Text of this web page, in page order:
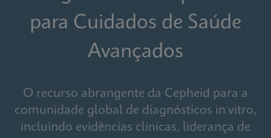
para Cuidados de Saúde
Avançados
O recurso abrangente da Cepheid para a
comunidade global de diagnósticos in vitro,
incluindo evidências clínicas, liderança de